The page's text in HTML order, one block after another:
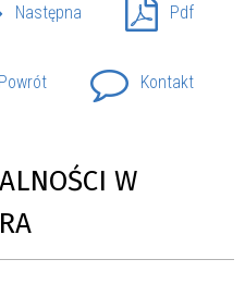
Następna Pdf
Powrót Kontakt
W